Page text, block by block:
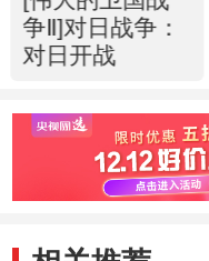
争Ⅱ]对日战争：
对日开战